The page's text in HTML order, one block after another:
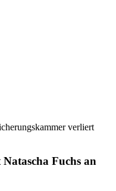
verliert
Fuchs an